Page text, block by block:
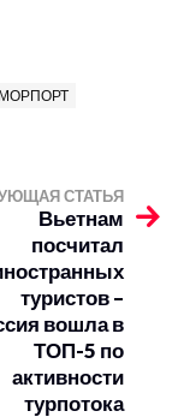
СТАТЬЯ
Вьетнам
посчитал
туристов –
вошла в
ТОП-5 по
активности
турпотока